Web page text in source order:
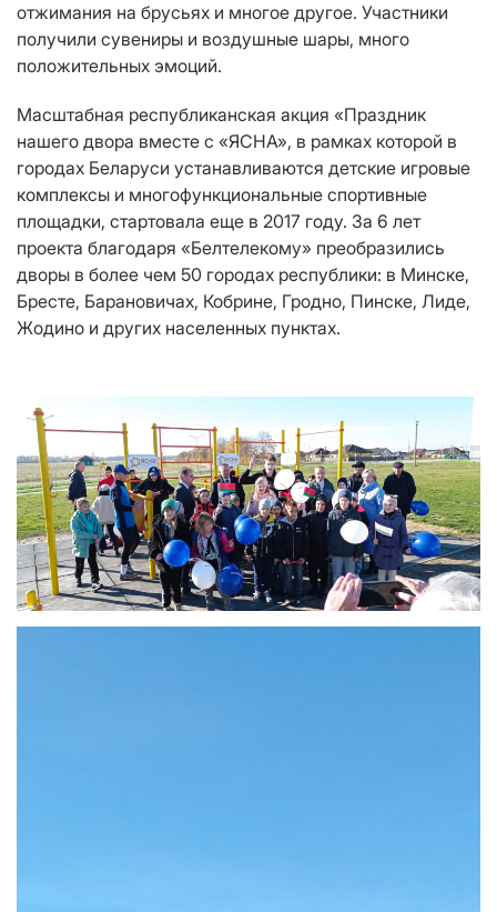
отжимания на брусьях и многое другое. Участники
получили сувениры и воздушные шары, много
положительных эмоций.
Масштабная республиканская акция «Праздник
нашего двора вместе с «ЯСНА», в рамках которой в
городах Беларуси устанавливаются детские игровые
комплексы и многофункциональные спортивные
площадки, стартовала еще в 2017 году. За 6 лет
проекта благодаря «Белтелекому» преобразились
дворы в более чем 50 городах республики: в Минске,
Бресте, Барановичах, Кобрине, Гродно, Пинске, Лиде,
Жодино и других населенных пунктах.